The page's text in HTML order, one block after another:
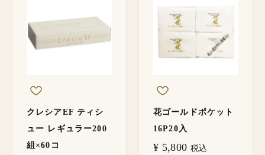
クレシアEF ティシ
ュー レギュラー200
組×60コ
花ゴールドポケット
16P20入
¥ 5,800 税込